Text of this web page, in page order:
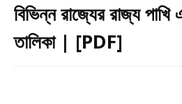
বিভিন্ন রাজ্যের রাজ্য
তালিকা | [PDF]